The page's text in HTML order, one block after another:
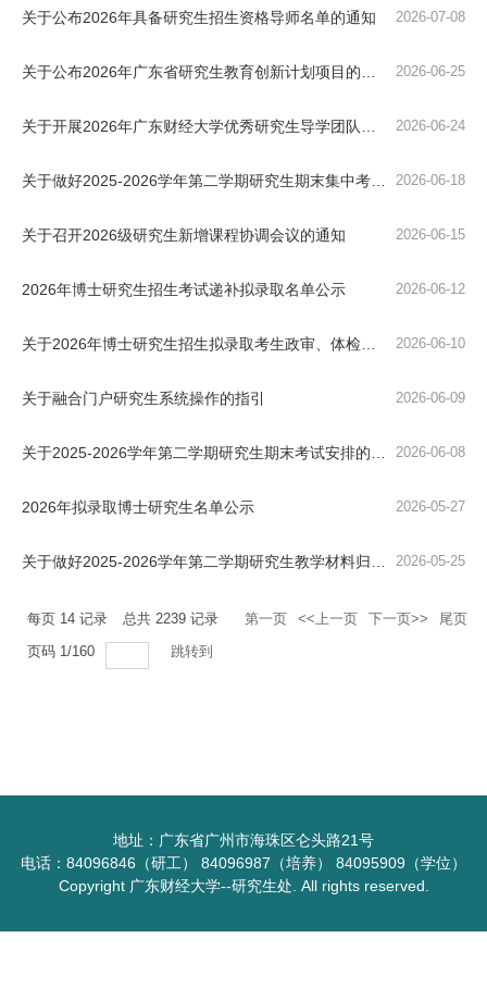
关于公布2026年具备研究生招生资格导师名单的通知 2026-07-08
2026-06-25
2026-06-24
2026-06-18
关于召开2026级研究生新增课程协调会议的通知 2026-06-15
2026年博士研究生招生考试递补拟录取名单公示 2026-06-12
2026-06-10
关于融合门户研究生系统操作的指引 2026-06-09
2026-06-08
2026年拟录取博士研究生名单公示 2026-05-27
2026-05-25
每页 14 记录 总共 2239 记录 第一页 <<上一页 下一页>>
尾页
页码 1/160 跳转到
地址：广东省广州市海珠区仑头路21号
电话：84096846（研工） 84096987（培养） 84095909（学位）
Copyright 广东财经大学--研究生处. All rights reserved.